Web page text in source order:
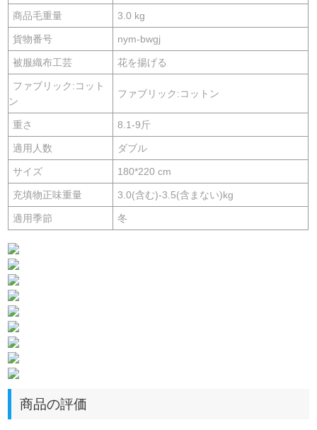
商品毛重量 3.0 kg
貨物番号 nym-bwgj
被服織布工芸 花を揚げる
ファブリック:コット
ン
ファブリック:コットン
重さ 8.1-9斤
適用人数 ダブル
サイズ 180*220 cm
充填物正味重量 3.0(含む)-3.5(含まない)kg
適用季節 冬
商品の評価